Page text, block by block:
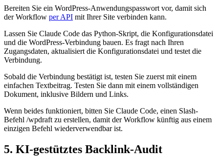
Bereiten Sie ein WordPress-Anwendungspasswort vor, damit sich
der Workflow per API mit Ihrer Site verbinden kann.
Lassen Sie Claude Code das Python-Skript, die Konfigurationsdatei
und die WordPress-Verbindung bauen. Es fragt nach Ihren
Zugangsdaten, aktualisiert die Konfigurationsdatei und testet die
Verbindung.
Sobald die Verbindung bestätigt ist, testen Sie zuerst mit einem
einfachen Textbeitrag. Testen Sie dann mit einem vollständigen
Dokument, inklusive Bildern und Links.
Wenn beides funktioniert, bitten Sie Claude Code, einen Slash-
Befehl /wpdraft zu erstellen, damit der Workflow künftig aus einem
einzigen Befehl wiederverwendbar ist.
5. KI-gestütztes Backlink-Audit